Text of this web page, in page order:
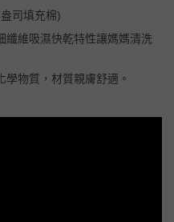
司填充棉)
纖維吸濕快乾特性讓媽媽清洗
物質，材質親膚舒適。